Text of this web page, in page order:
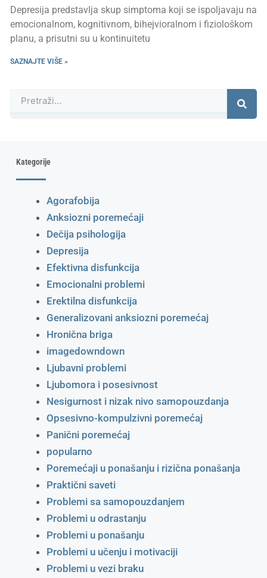
Depresija predstavlja skup simptoma koji se ispoljavaju na
emocionalnom, kognitivnom, bihejvioralnom i fiziološkom
planu, a prisutni su u kontinuitetu
SAZNAJTE VIŠE »
Kategorije
Agorafobija
Anksiozni poremećaji
Dečija psihologija
Depresija
Efektivna disfunkcija
Emocionalni problemi
Erektilna disfunkcija
Generalizovani anksiozni poremećaj
Hronična briga
imagedowndown
Ljubavni problemi
Ljubomora i posesivnost
Nesigurnost i nizak nivo samopouzdanja
Opsesivno-kompulzivni poremećaj
Panični poremećaj
popularno
Poremećaji u ponašanju i rizična ponašanja
Praktični saveti
Problemi sa samopouzdanjem
Problemi u odrastanju
Problemi u ponašanju
Problemi u učenju i motivaciji
Problemi u vezi braku